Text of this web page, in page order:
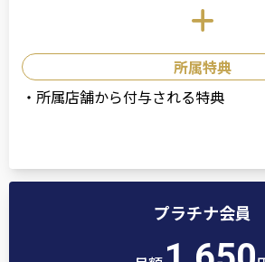
所属特典
・ 所属店舗から付与される特典
プラチナ会員